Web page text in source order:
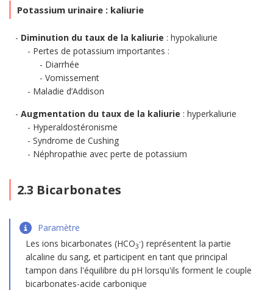
Potassium urinaire : kaliurie
Diminution du taux de la kaliurie : hypokaliurie
Pertes de potassium importantes :
Diarrhée
Vomissement
Maladie d’Addison
Augmentation du taux de la kaliurie : hyperkaliurie
Hyperaldostéronisme
Syndrome de Cushing
Néphropathie avec perte de potassium
2.3 Bicarbonates
Paramètre
Les ions bicarbonates (HCO3
-) représentent la partie
alcaline du sang, et participent en tant que principal
tampon dans l'équilibre du pH lorsqu'ils forment le couple
bicarbonates-acide carbonique